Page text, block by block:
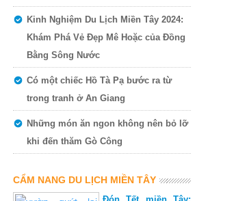
Kinh Nghiệm Du Lịch Miền Tây 2024:
Khám Phá Vẻ Đẹp Mê Hoặc của Đồng
Bằng Sông Nước
Có một chiếc Hồ Tà Pạ bước ra từ
trong tranh ở An Giang
Những món ăn ngon không nên bỏ lỡ
khi đến thăm Gò Công
CẨM NANG DU LỊCH MIỀN TÂY